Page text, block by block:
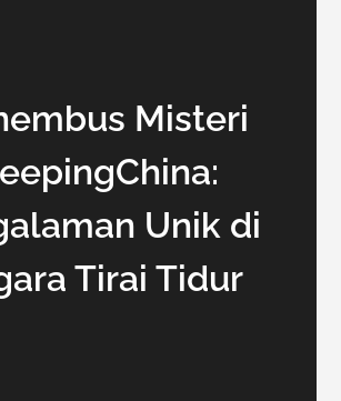
Misteri
Unik di
Tirai Tidur